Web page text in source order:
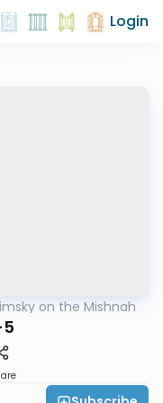
Login
on the Mishnah
5